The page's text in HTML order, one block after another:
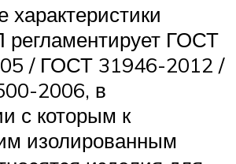
характеристики
ГОСТ
/ ГОСТ 31946-2012 /
2006, в
с которым к
изолированным